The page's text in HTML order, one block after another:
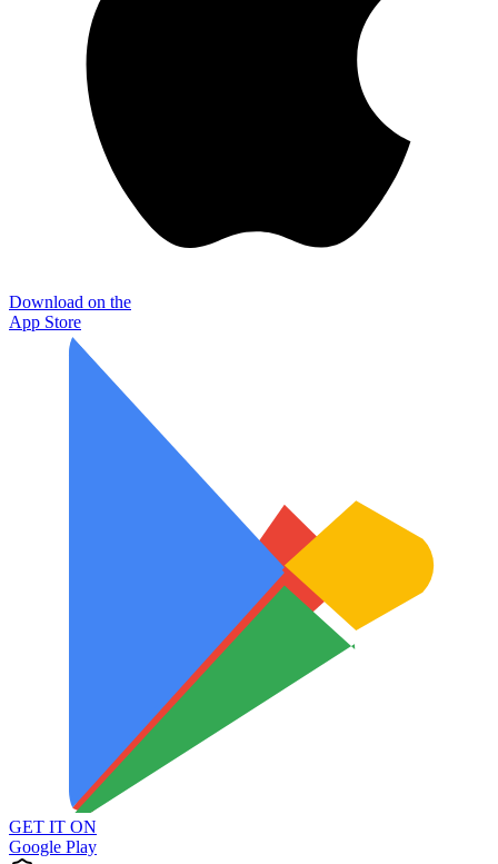
Download on the
App Store
GET IT ON
Google Play